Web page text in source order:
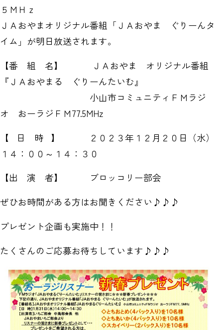
５ＭＨｚ
ＪＡおやまオリジナル番組「ＪＡおやま ぐりーんタ
イム」が明日放送されます。
【番 組 名】 ＪＡおやま オリジナル番組
『ＪＡおやまる ぐりーんたいむ』
小山市コミュニティＦＭラジ
オ おーラジＦＭ77.5MHz
【 日 時 】 ２０２３年１２月２０日（水）
１４：００～１４：３０
【出 演 者】 ブロッコリー部会
ぜひお時間がある方はお聞きください♪♪♪
プレゼント企画も実施中！！
たくさんのご応募お待ちしています♪♪♪